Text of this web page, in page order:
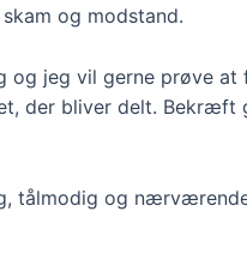
og modstand.
jeg vil gerne prøve
der bliver delt. Bekræft
tålmodig og